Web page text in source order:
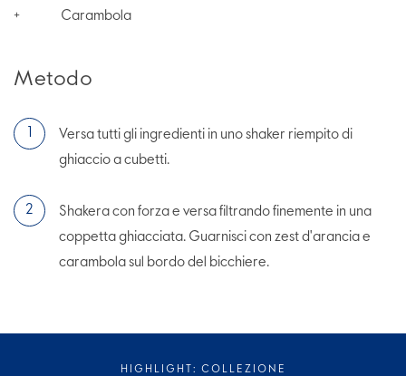
+ Carambola
Metodo
Versa tutti gli ingredienti in uno shaker riempito di
ghiaccio a cubetti.
Shakera con forza e versa filtrando finemente in una
coppetta ghiacciata. Guarnisci con zest d'arancia e
carambola sul bordo del bicchiere.
HIGHLIGHT: COLLEZIONE